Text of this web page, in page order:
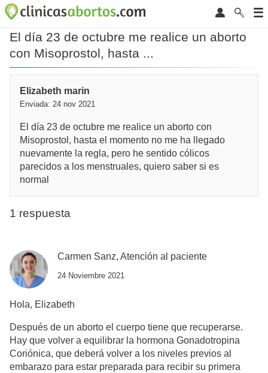
El día 23 de octubre me realice un aborto
con Misoprostol, hasta ...
Elizabeth marin
Enviada: 24 nov 2021
El día 23 de octubre me realice un aborto con
Misoprostol, hasta el momento no me ha llegado
nuevamente la regla, pero he sentido cólicos
parecidos a los menstruales, quiero saber si es
normal
1 respuesta
Carmen Sanz, Atención al paciente
24 Noviembre 2021
Hola, Elizabeth
Después de un aborto el cuerpo tiene que recuperarse.
Hay que volver a equilibrar la hormona Gonadotropina
Coriónica, que deberá volver a los niveles previos al
embarazo para estar preparada para recibir su primera